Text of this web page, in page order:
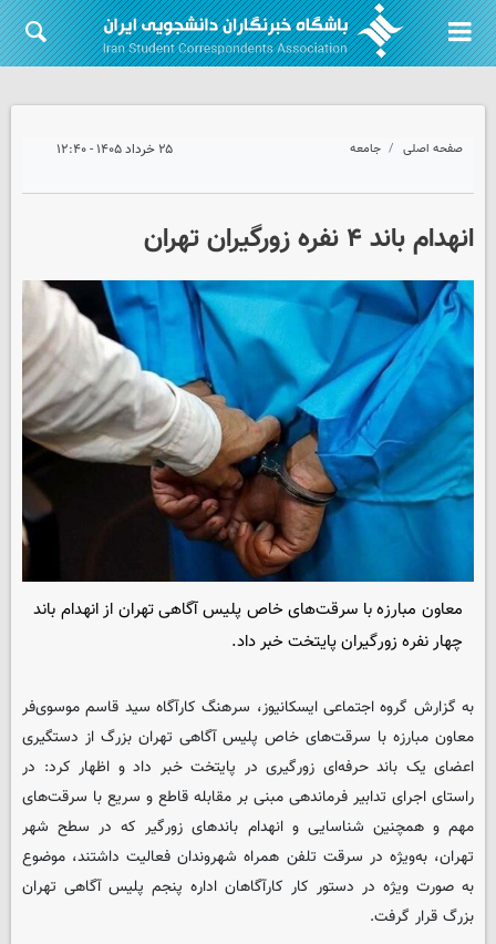
صفحه اصلی جامعه ۲۵ خرداد ۱۴۰۵ - ۱۲:۴۰
انهدام باند ۴ نفره زورگیران تهران
معاون مبارزه با سرقت‌های خاص پلیس آگاهی تهران از انهدام باند
چهار نفره زورگیران پایتخت خبر داد.
به گزارش گروه اجتماعی ایسکانیوز، سرهنگ کارآگاه سید قاسم موسوی‌فر
معاون مبارزه با سرقت‌های خاص پلیس آگاهی تهران بزرگ از دستگیری
اعضای یک باند حرفه‌ای زورگیری در پایتخت خبر داد و اظهار کرد: در
راستای اجرای تدابیر فرماندهی مبنی بر مقابله قاطع و سریع با سرقت‌های
مهم و همچنین شناسایی و انهدام باندهای زورگیر که در سطح شهر
تهران، به‌ویژه در سرقت تلفن همراه شهروندان فعالیت داشتند، موضوع
به صورت ویژه در دستور کار کارآگاهان اداره پنجم پلیس آگاهی تهران
بزرگ قرار گرفت.